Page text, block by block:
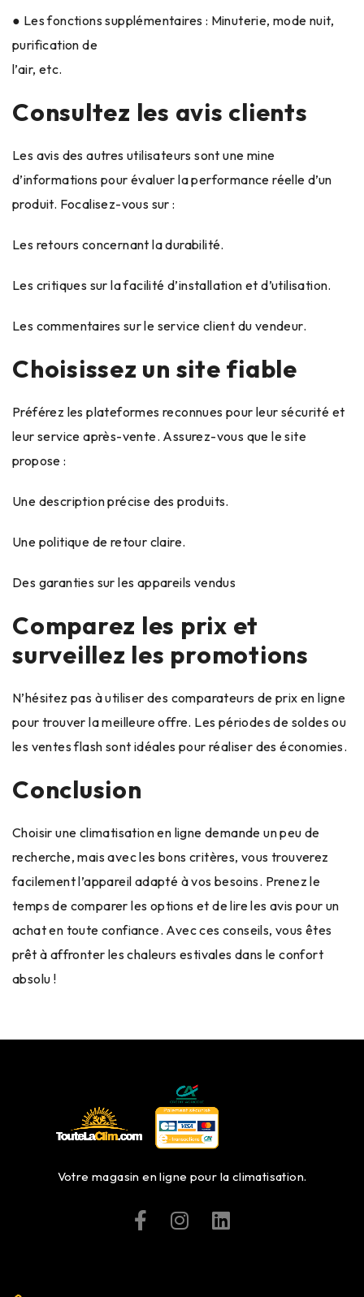
● Les fonctions supplémentaires : Minuterie, mode nuit,
purification de
l’air, etc.
Consultez les avis clients
Les avis des autres utilisateurs sont une mine
d’informations pour évaluer la performance réelle d’un
produit. Focalisez-vous sur :
Les retours concernant la durabilité.
Les critiques sur la facilité d’installation et d’utilisation.
Les commentaires sur le service client du vendeur.
Choisissez un site fiable
Préférez les plateformes reconnues pour leur sécurité et
leur service après-vente. Assurez-vous que le site
propose :
Une description précise des produits.
Une politique de retour claire.
Des garanties sur les appareils vendus
Comparez les prix et
surveillez les promotions
N’hésitez pas à utiliser des comparateurs de prix en ligne
pour trouver la meilleure offre. Les périodes de soldes ou
les ventes flash sont idéales pour réaliser des économies.
Conclusion
Choisir une climatisation en ligne demande un peu de
recherche, mais avec les bons critères, vous trouverez
facilement l’appareil adapté à vos besoins. Prenez le
temps de comparer les options et de lire les avis pour un
achat en toute confiance. Avec ces conseils, vous êtes
prêt à affronter les chaleurs estivales dans le confort
absolu !
Votre magasin en ligne pour la climatisation.